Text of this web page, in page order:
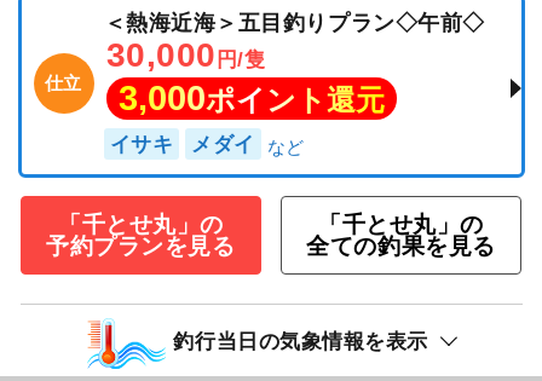
仕立
＜熱海近海＞五目釣りプラン◇午前◇
30,000 円/隻
3,000ポイント還元
イサキ メダイ
「千とせ丸」の
予約プランを見る
「千とせ丸」の
全ての釣果を見る
釣行当日の気象情報を表示